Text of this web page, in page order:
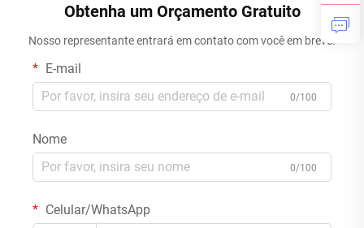
Obtenha um Orçamento Gratuito
Nosso representante entrará em contato com você em breve.
E-mail
0/100
Nome
0/100
Celular/WhatsApp